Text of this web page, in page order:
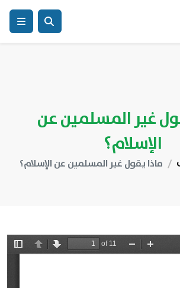
غير المسلمين عن
الإسلام؟
ماذا يقول غير المسلمين عن الإسلام؟